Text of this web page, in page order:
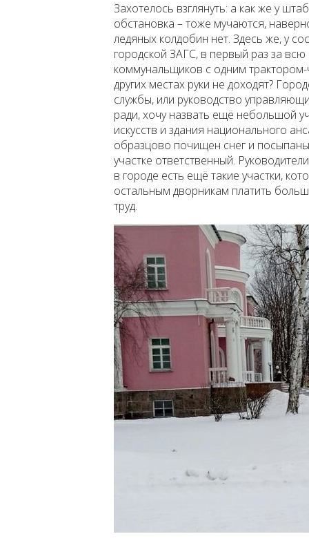
Захотелось взглянуть: а как же у
обстановка – тоже мучаются,
ледяных колдобин нет. Здесь же, у
городской ЗАГС, в первый раз за всю
коммунальщиков с одним
других местах руки не доходят?
службы, или руководство
ради, хочу назвать ещё небольшой
искусств и здания национального
образцово почищен снег и
участке ответственный.
в городе есть ещё такие участки,
остальным дворникам платить
труд.